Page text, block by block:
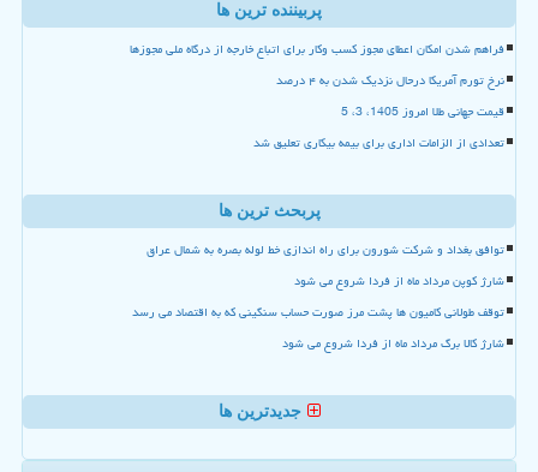
پربیننده ترین ها
فراهم شدن امکان اعطای مجوز کسب وکار برای اتباع خارجه از درگاه ملی مجوزها
نرخ تورم آمریکا درحال نزدیک شدن به ۴ درصد
قیمت جهانی طلا امروز 1405، 3، 5
تعدادی از الزامات اداری برای بیمه بیکاری تعلیق شد
پربحث ترین ها
توافق بغداد و شرکت شورون برای راه اندازی خط لوله بصره به شمال عراق
شارژ کوپن مرداد ماه از فردا شروع می شود
توقف طولانی کامیون ها پشت مرز صورت حساب سنگینی که به اقتصاد می رسد
شارژ کالا برگ مرداد ماه از فردا شروع می شود
جدیدترین ها